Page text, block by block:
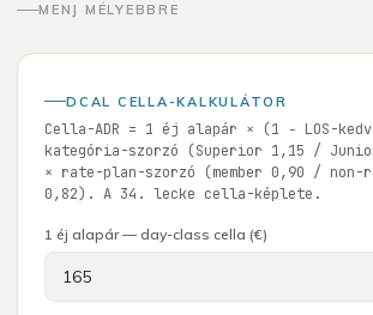
MENJ MÉLYEBBRE
DCAL CELLA-KALKULÁTOR
Cella-ADR = 1 éj alapár × (1 − LOS-
kategória-szorzó (Superior 1,15 /
× rate-plan-szorzó (member 0,90 / non-
0,82). A 34. lecke cella-képlete.
1 éj alapár — day-class cella (€)